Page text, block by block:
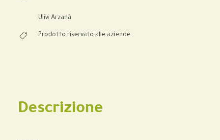
Ulivi Arzanà
Prodotto riservato alle aziende
Descrizione